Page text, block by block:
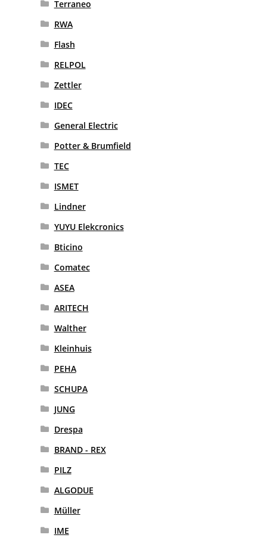
Terraneo
RWA
Flash
RELPOL
Zettler
IDEC
General Electric
Potter & Brumfield
TEC
ISMET
Lindner
YUYU Elekcronics
Bticino
Comatec
ASEA
ARITECH
Walther
Kleinhuis
PEHA
SCHUPA
JUNG
Drespa
BRAND - REX
PILZ
ALGODUE
Müller
IME